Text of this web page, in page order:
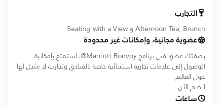
التجارب
Afternoon Tea, Brunch و Seating with a View
عضوية مجانية، وإمكانات غير محدودة
بصفتك عضوًا في برنامج Marriott Bonvoy®، استمتع بإمكانية
الوصول إلى علامات تجارية استثنائية خاصة بالفنادق وتجارب لا مثيل لها
حول العالم.
انضم الآن.
ساعات